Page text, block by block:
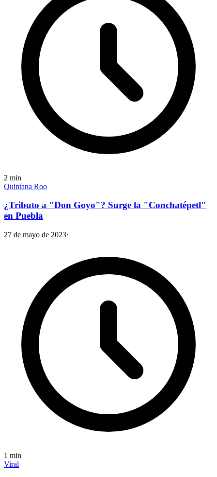
2 min
Quintana Roo
¿Tributo a "Don Goyo"? Surge la "Conchatépetl"
en Puebla
27 de mayo de 2023·
1 min
Viral